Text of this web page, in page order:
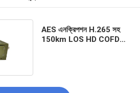
AES এনক্রিপশন H.265 সহ
150km LOS HD COFDM